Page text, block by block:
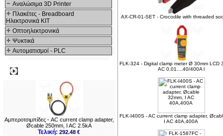
Αναλώσιμα 3D Printer
Πλακέτες - Breadboard
Ηλεκτρονικά ΚΙΤ
Οπτοηλεκτρονικά
Ψυκτικά
Αυτοματισμοί - PLC
Αμπεροτσιμπίδες - AC current clamp adapter,
Øcable 250mm, I AC 2.5kA
Τελική:292.48 €
AX-CR-01-SET - Crocodile with threaded
FLK-324 - Digital clamp meter Ø 30mm LCD
AC 0,01....40/400A l
FLK-I400S - AC current clamp adapter,
I AC 40A,400A